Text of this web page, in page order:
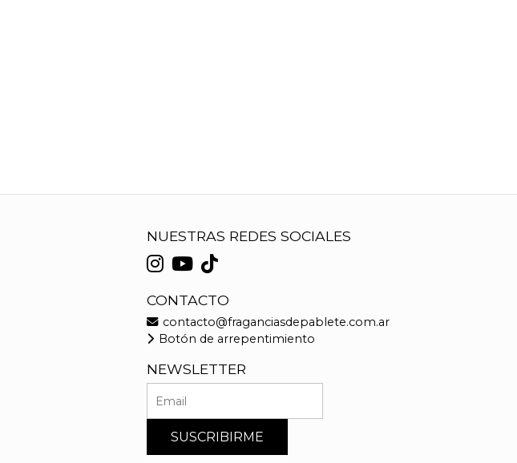
NUESTRAS REDES SOCIALES
CONTACTO
contacto@fraganciasdepablete.com.ar
Botón de arrepentimiento
NEWSLETTER
SUSCRIBIRME